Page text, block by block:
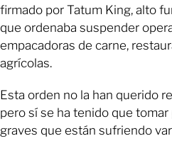
firmado por Tatum King, alto
que ordenaba suspender
empacadoras de carne,
agrícolas.
Esta orden no la han querido
pero sí se ha tenido que
graves que están sufriendo